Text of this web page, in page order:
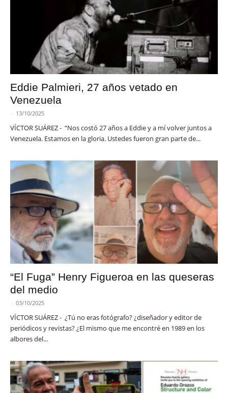
Eddie Palmieri, 27 años vetado en
Venezuela
- 13/10/2025
VÍCTOR SUÁREZ - “Nos costó 27 años a Eddie y a mí volver juntos a
Venezuela. Estamos en la gloria. Ustedes fueron gran parte de...
“El Fuga” Henry Figueroa en las queseras
del medio
- 03/10/2025
VÍCTOR SUÁREZ - ¿Tú no eras fotógrafo? ¿diseñador y editor de
periódicos y revistas? ¿El mismo que me encontré en 1989 en los
albores del...